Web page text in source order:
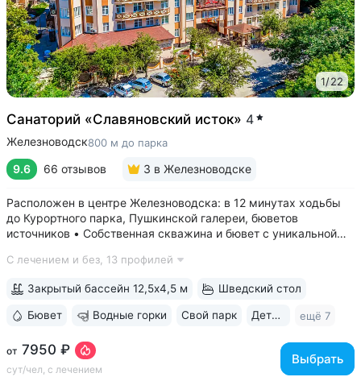
1/22
Санаторий «Славяновский исток» 4
Железноводск800 м до парка
9.6 66 отзывов 3 в Железноводске
Расположен в центре Железноводска: в 12 минутах ходьбы
до Курортного парка, Пушкинской галереи, бюветов
источников • Собственная скважина и бювет с уникальной
только здесь. Источник № 61 ессентукского типа показан для
С лечением и без, 13 профилей
от 7950 ₽
сут/чел, с лечением
Выбрать
Закрытый бассейн 12,5х4,5 м Шведский стол
Бювет Водные горки Свой парк Дети с 0 лет ещё 7